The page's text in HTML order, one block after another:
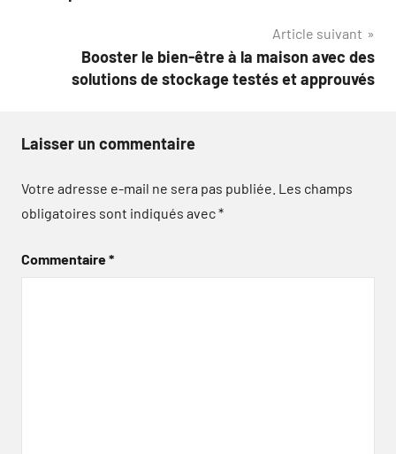
Article suivant
Booster le bien-être à la maison avec des
solutions de stockage testés et approuvés
Laisser un commentaire
Votre adresse e-mail ne sera pas publiée. Les champs
obligatoires sont indiqués avec*
Commentaire*